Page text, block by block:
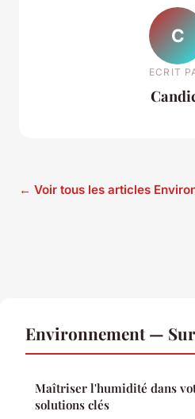
C
ECRIT
← Voir tous les articles
Environnement —
Maîtriser l'humidité dans
solutions clés